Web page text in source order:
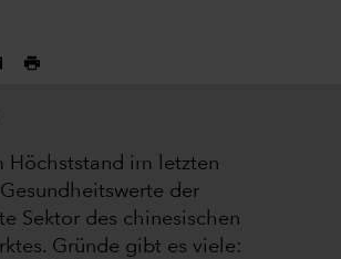
Höchststand im letzten
der
Sektor des chinesischen
Gründe gibt es viele: